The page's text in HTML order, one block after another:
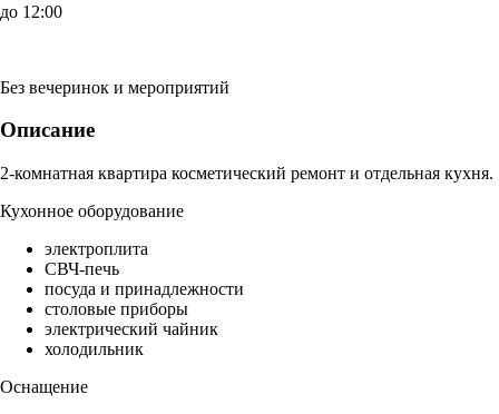
до 12:00
Без вечеринок и мероприятий
Описание
2-комнатная квартира косметический ремонт и отдельная кухня.
Кухонное оборудование
электроплита
СВЧ-печь
посуда и принадлежности
столовые приборы
электрический чайник
холодильник
Оснащение